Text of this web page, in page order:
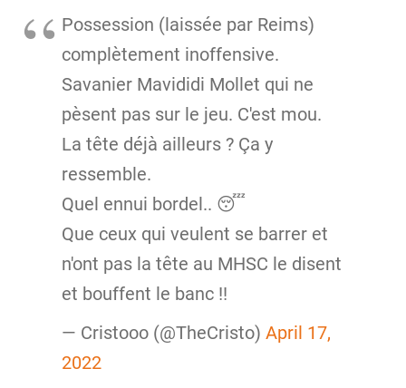
Possession (laissée par Reims)
complètement inoffensive.
Savanier Mavididi Mollet qui ne
pèsent pas sur le jeu. C'est mou.
La tête déjà ailleurs ? Ça y
ressemble.
Quel ennui bordel.. 😴
Que ceux qui veulent se barrer et
n'ont pas la tête au MHSC le disent
et bouffent le banc !!
— Cristooo (@TheCristo) April 17,
2022